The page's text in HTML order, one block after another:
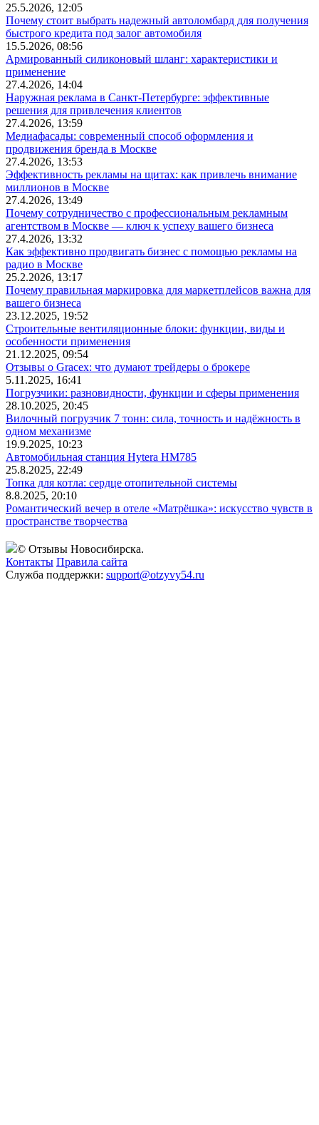
25.5.2026, 12:05
Почему стоит выбрать надежный автоломбард для получения
быстрого кредита под залог автомобиля
15.5.2026, 08:56
Армированный силиконовый шланг: характеристики и
применение
27.4.2026, 14:04
Наружная реклама в Санкт-Петербурге: эффективные
решения для привлечения клиентов
27.4.2026, 13:59
Медиафасады: современный способ оформления и
продвижения бренда в Москве
27.4.2026, 13:53
Эффективность рекламы на щитах: как привлечь внимание
миллионов в Москве
27.4.2026, 13:49
Почему сотрудничество с профессиональным рекламным
агентством в Москве — ключ к успеху вашего бизнеса
27.4.2026, 13:32
Как эффективно продвигать бизнес с помощью рекламы на
радио в Москве
25.2.2026, 13:17
Почему правильная маркировка для маркетплейсов важна для
вашего бизнеса
23.12.2025, 19:52
Строительные вентиляционные блоки: функции, виды и
особенности применения
21.12.2025, 09:54
Отзывы о Gracex: что думают трейдеры о брокере
5.11.2025, 16:41
Погрузчики: разновидности, функции и сферы применения
28.10.2025, 20:45
Вилочный погрузчик 7 тонн: сила, точность и надёжность в
одном механизме
19.9.2025, 10:23
Автомобильная станция Hytera HM785
25.8.2025, 22:49
Топка для котла: сердце отопительной системы
8.8.2025, 20:10
Романтический вечер в отеле «Матрёшка»: искусство чувств в
пространстве творчества
© Отзывы Новосибирска.
Контакты Правила сайта
Служба поддержки: support@otzyvy54.ru